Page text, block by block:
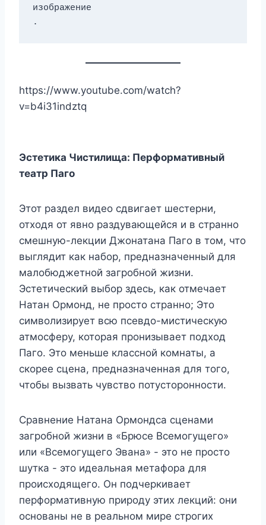
изображение
.
https://www.youtube.com/watch?
v=b4i31indztq
Эстетика Чистилища: Перформативный
театр Паго
Этот раздел видео сдвигает шестерни,
отходя от явно раздувающейся и в странно
смешную-лекции Джонатана Паго в том, что
выглядит как набор, предназначенный для
малобюджетной загробной жизни.
Эстетический выбор здесь, как отмечает
Натан Ормонд, не просто странно; Это
символизирует всю псевдо-мистическую
атмосферу, которая пронизывает подход
Паго. Это меньше классной комнаты, а
скорее сцена, предназначенная для того,
чтобы вызвать чувство потусторонности.
Сравнение Натана Ормондса сценами
загробной жизни в «Брюсе Всемогущего»
или «Всемогущего Эвана» - это не просто
шутка - это идеальная метафора для
происходящего. Он подчеркивает
перформативную природу этих лекций: они
основаны не в реальном мире строгих